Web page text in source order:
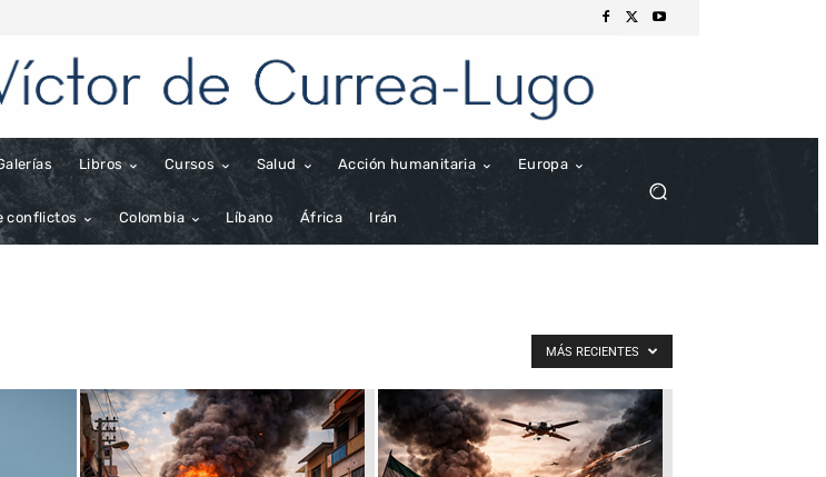
Libros Cursos Salud Acción humanitaria Europa
conflictos Colombia Líbano África Irán
MÁS RECIENTES